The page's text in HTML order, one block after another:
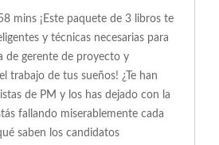
mins ¡Este paquete de 3 libros te
y técnicas necesarias para
de gerente de proyecto y
trabajo de tus sueños! ¿Te han
de PM y los has dejado con la
fallando miserablemente cada
saben los candidatos